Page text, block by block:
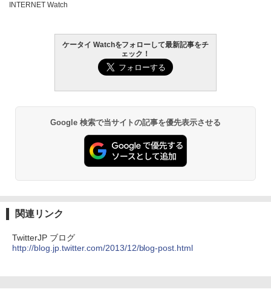
INTERNET Watch
ケータイ Watchをフォローして最新記事をチ
ェック！
Google 検索で当サイトの記事を優先表示させる
関連リンク
TwitterJP ブログ
http://blog.jp.twitter.com/2013/12/blog-post.html